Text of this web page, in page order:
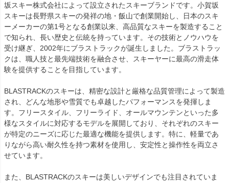
坂スキー株式会社によって設立されたスキーブランドです。小賀坂
スキーは長野県スキーの発祥の地・飯山で創業開始し、日本のスキ
ーメーカーの第1号となる創業以来、高品質なスキーを製造すること
で知られ、長い歴史と伝統を持っています。その技術とノウハウを
受け継ぎ、2002年にブラストラックが誕生しました。ブラストラッ
クは、職人技と最先端技術を融合させ、スキーヤーに最高の滑走体
験を提供することを目指しています。
BLASTRACKのスキーは、精密な設計と厳格な品質管理によって製造
され、どんな地形や雪質でも卓越したパフォーマンスを発揮しま
す。フリースタイル、フリーライド、オールマウンテンといった多
様なスタイルに対応するモデルを展開しており、それぞれのスキー
が特定のニーズに応じた最適な機能を提供します。特に、軽量であ
りながら高い耐久性を持つ素材を使用し、安定性と操作性を両立さ
せています。
また、BLASTRACKのスキーは美しいデザインでも注目されていま